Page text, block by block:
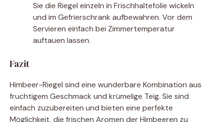
Sie die Riegel einzeln in Frischhaltefolie wickeln
und im Gefrierschrank aufbewahren. Vor dem
Servieren einfach bei Zimmertemperatur
auftauen lassen.
Fazit
Himbeer-Riegel sind eine wunderbare Kombination aus
fruchtigem Geschmack und krümelige Teig. Sie sind
einfach zuzubereiten und bieten eine perfekte
Möglichkeit, die frischen Aromen der Himbeeren zu